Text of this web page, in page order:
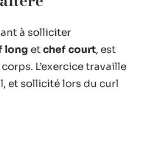
à solliciter
long etchef court, est
L’exercice travaille
et sollicité lors du curl